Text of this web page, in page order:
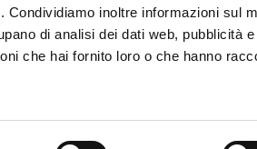
Condividiamo inoltre informazioni sul
di analisi dei dati web, pubblicità
che hai fornito loro o che hanno
Servizi
Team
Approfondimenti